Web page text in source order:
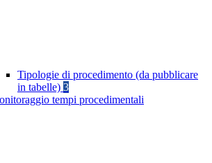
Tipologie di procedimento (da pubblicare
in tabelle) 3
tempi procedimentali